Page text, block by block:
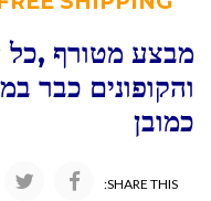
מבצע מטורף ,כל
והקופונים כבר
כמובן
SHARE THIS: